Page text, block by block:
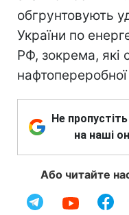
обгрунтовують
України по
РФ, зокрема, які
нафтопереробної
Не
на наші
Або читайте